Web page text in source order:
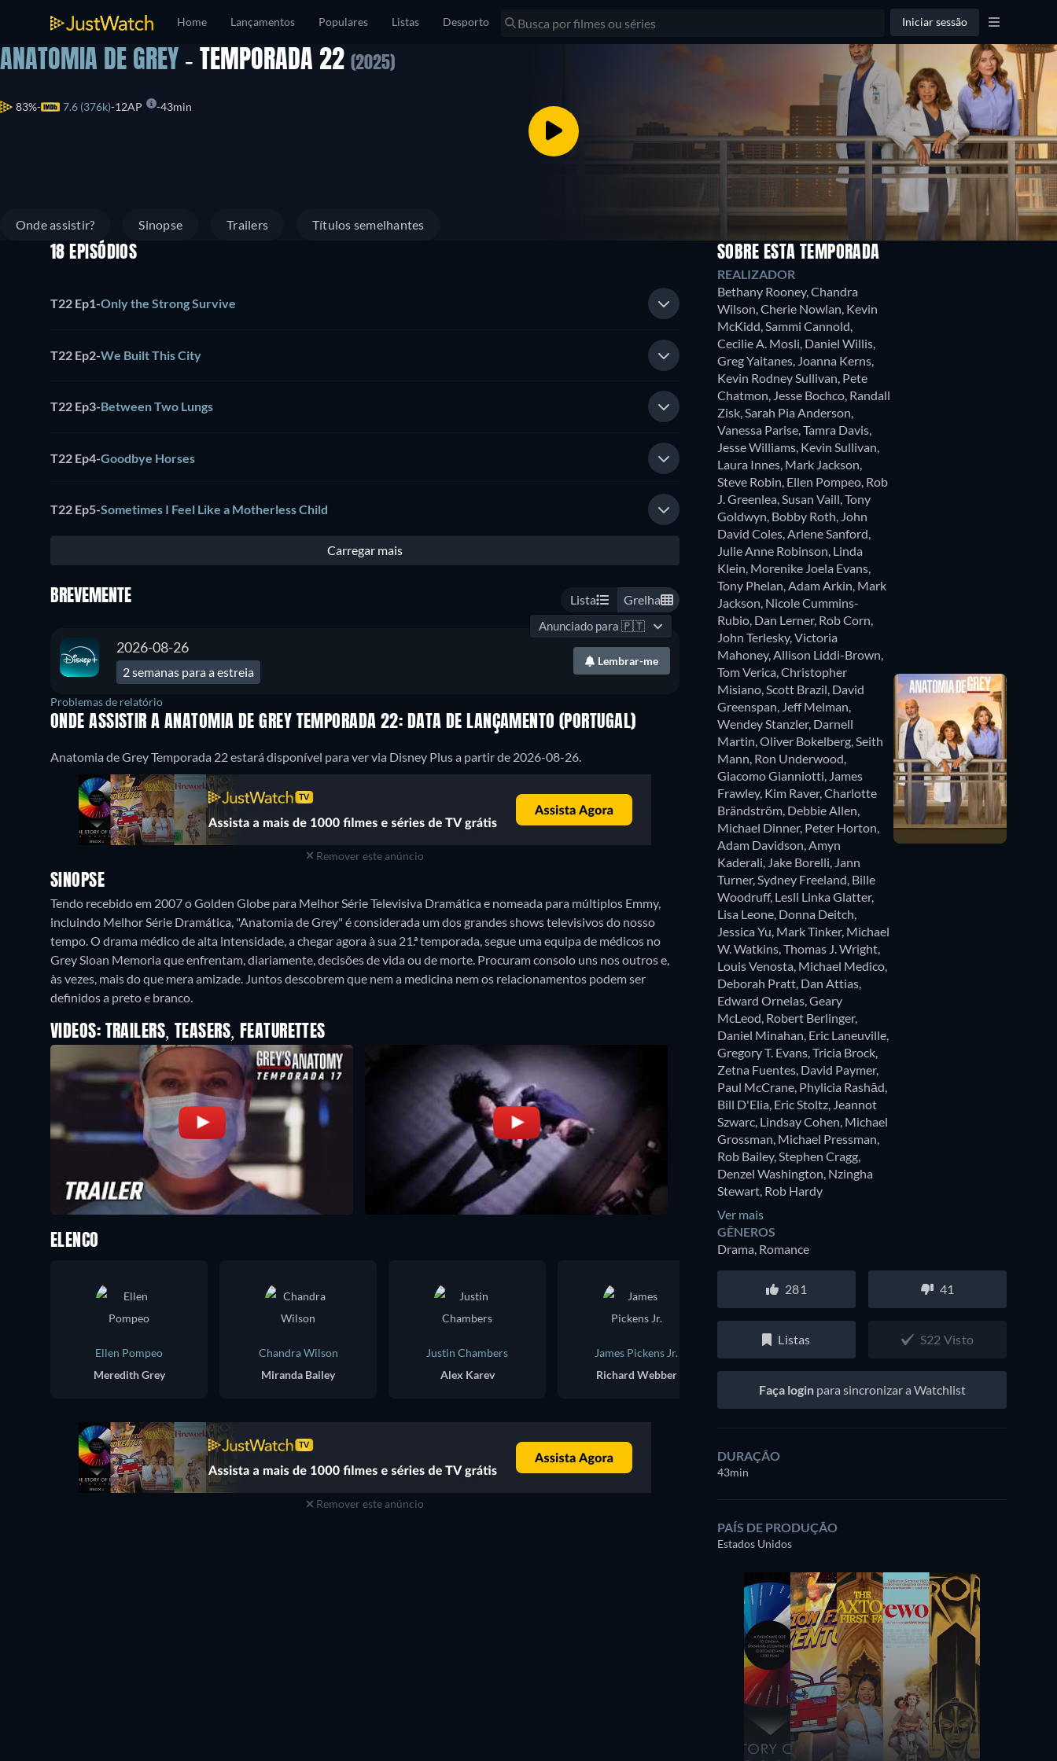
Home Lançamentos Populares Listas Desporto Iniciar sessão
ANATOMIA DE GREY - TEMPORADA 22 (2025)
83% 7.6 (376k) 12AP 43min
Onde assistir? Sinopse Trailers Títulos semelhantes
18 EPISÓDIOS
T22 Ep1-Only the Strong Survive
T22 Ep2-We Built This City
T22 Ep3-Between Two Lungs
T22 Ep4-Goodbye Horses
T22 Ep5-Sometimes I Feel Like a Motherless Child
Carregar mais
BREVEMENTE Lista Grelha
Anunciado para 🇵🇹
2026-08-26
2 semanas para a estreia
Lembrar-me
Problemas de relatório
ONDE ASSISTIR A ANATOMIA DE GREY TEMPORADA 22: DATA DE LANÇAMENTO (PORTUGAL)
Anatomia de Grey Temporada 22 estará disponível para ver via Disney Plus a partir de 2026-08-26.
Remover este anúncio
SINOPSE
Tendo recebido em 2007 o Golden Globe para Melhor Série Televisiva Dramática e nomeada para múltiplos Emmy,
incluindo Melhor Série Dramática, "Anatomia de Grey" é considerada um dos grandes shows televisivos do nosso
tempo. O drama médico de alta intensidade, a chegar agora à sua 21.ª temporada, segue uma equipa de médicos no
Grey Sloan Memoria que enfrentam, diariamente, decisões de vida ou de morte. Procuram consolo uns nos outros e,
às vezes, mais do que mera amizade. Juntos descobrem que nem a medicina nem os relacionamentos podem ser
definidos a preto e branco.
VIDEOS: TRAILERS, TEASERS, FEATURETTES
SOBRE ESTA TEMPORADA
REALIZADOR
Bethany Rooney,Chandra
Wilson,Cherie Nowlan, Kevin
McKidd,Sammi Cannold,
Cecilie A. Mosli, Daniel Willis,
Greg Yaitanes, Joanna Kerns,
Kevin Rodney Sullivan, Pete
Chatmon, Jesse Bochco, Randall
Zisk,Sarah Pia Anderson,
Vanessa Parise,Tamra Davis,
Jesse Williams, Kevin Sullivan,
Laura Innes, Mark Jackson,
Steve Robin, Ellen Pompeo, Rob
J. Greenlea,Susan Vaill,Tony
Goldwyn, Bobby Roth, John
David Coles,Arlene Sanford,
Julie Anne Robinson, Linda
Klein, Morenike Joela Evans,
Tony Phelan,Adam Arkin, Mark
Jackson, Nicole Cummins-
Rubio, Dan Lerner, Rob Corn,
John Terlesky,Victoria
Mahoney,Allison Liddi-Brown,
Tom Verica,Christopher
Misiano,Scott Brazil, David
Greenspan, Jeff Melman,
Wendey Stanzler, Darnell
Martin,Oliver Bokelberg,Seith
Mann, Ron Underwood,
Giacomo Gianniotti, James
Frawley, Kim Raver,Charlotte
Brändström, Debbie Allen,
Michael Dinner, Peter Horton,
Adam Davidson,Amyn
Kaderali, Jake Borelli, Jann
Turner,Sydney Freeland, Bille
Woodruff, Lesli Linka Glatter,
Lisa Leone, Donna Deitch,
Jessica Yu, Mark Tinker, Michael
W. Watkins,Thomas J. Wright,
Louis Venosta, Michael Medico,
Deborah Pratt, Dan Attias,
Edward Ornelas,Geary
McLeod, Robert Berlinger,
Daniel Minahan, Eric Laneuville,
Gregory T. Evans,Tricia Brock,
Zetna Fuentes, David Paymer,
Paul McCrane, Phylicia Rashād,
Bill D'Elia, Eric Stoltz, Jeannot
Szwarc, Lindsay Cohen, Michael
Grossman, Michael Pressman,
Rob Bailey,Stephen Cragg,
Denzel Washington, Nzingha
Stewart, Rob Hardy
Ver mais
GÊNEROS
Drama, Romance
281 41
Listas S22 Visto
Faça loginpara sincronizar a Watchlist
DURAÇÃO
43min
PAÍS DE PRODUÇÃO
Estados Unidos
ELENCO
Ellen Pompeo
Meredith Grey
Chandra Wilson
Miranda Bailey
Justin Chambers
Alex Karev
James Pickens Jr.
Richard Webber
Derek Shepherd
Amelia Shepherd
Remover este anúncio